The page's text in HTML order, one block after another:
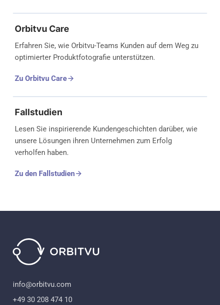
Orbitvu Care
Erfahren Sie, wie Orbitvu-Teams Kunden auf dem Weg zu
optimierter Produktfotografie unterstützen.
Zu Orbitvu Care
Fallstudien
Lesen Sie inspirierende Kundengeschichten darüber, wie
unsere Lösungen ihren Unternehmen zum Erfolg
verholfen haben.
Zu den Fallstudien
info@orbitvu.com
+49 30 208 474 10